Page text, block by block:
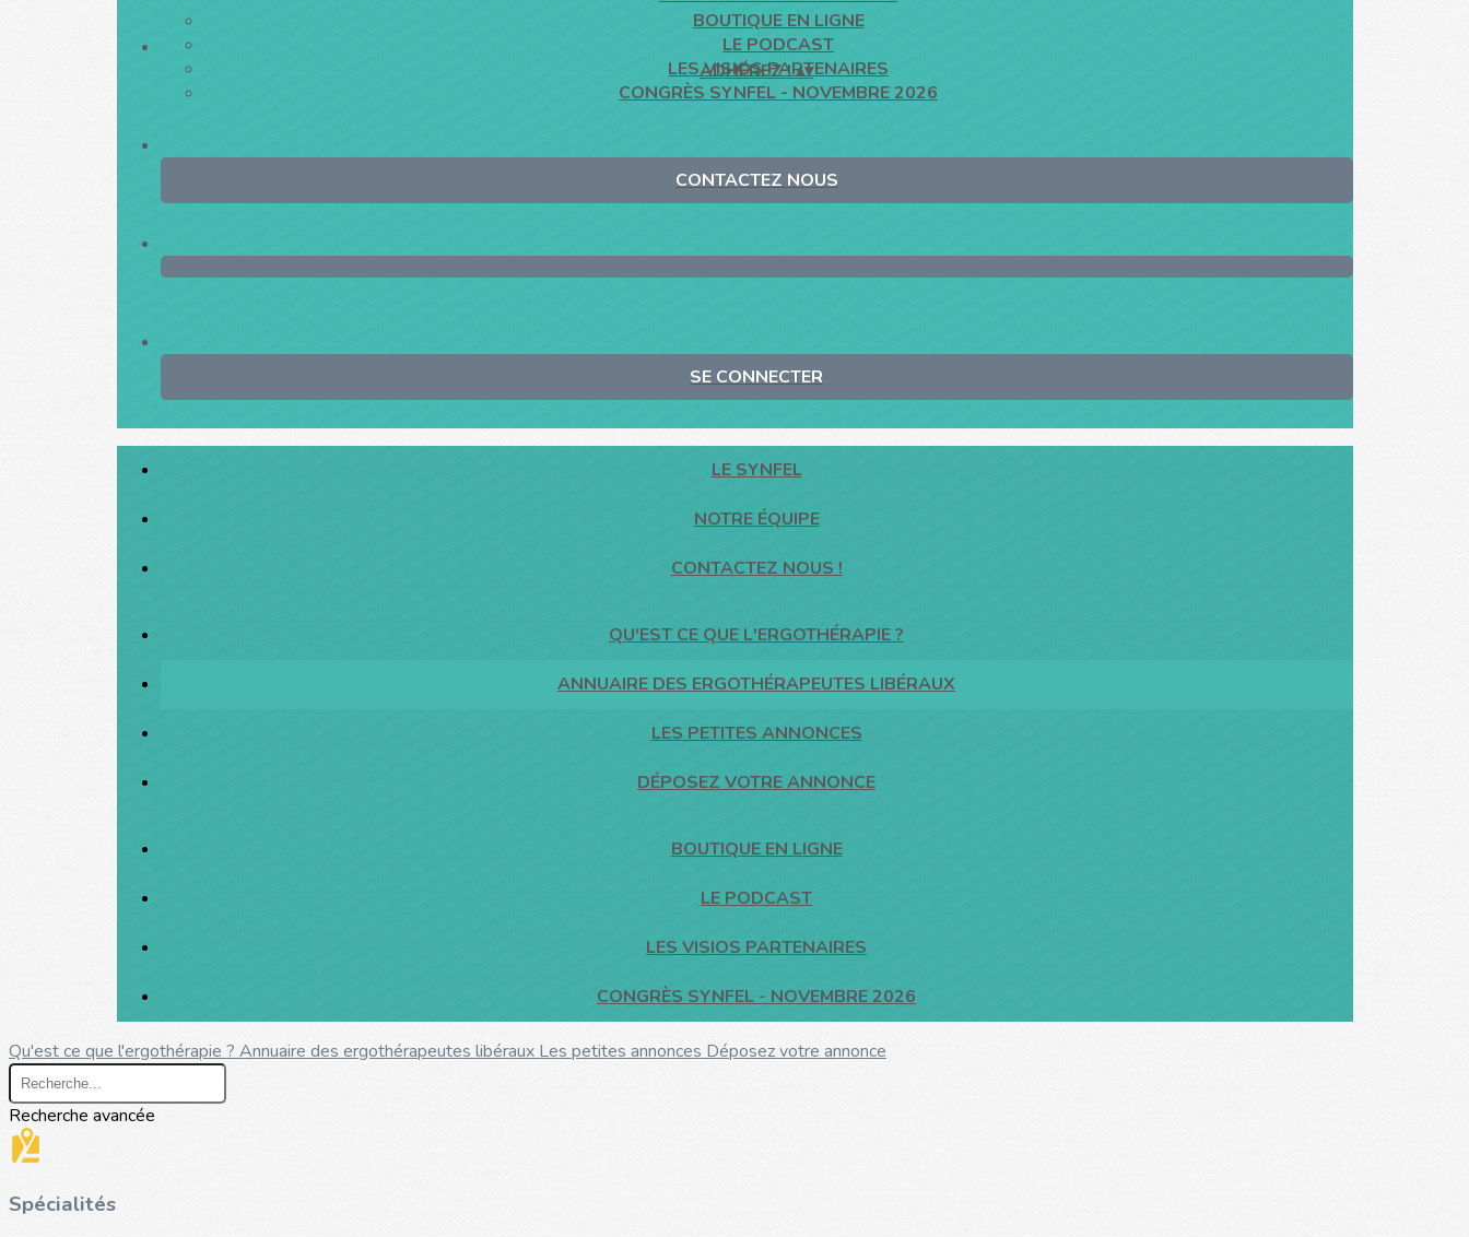
BOUTIQUE EN LIGNE
LE PODCAST
LES VISIOS PARTENAIRES
CONGRÈS SYNFEL - NOVEMBRE 2026
ADHÉREZ !▴▾
CONTACTEZ NOUS
SE CONNECTER
LE SYNFEL
NOTRE ÉQUIPE
CONTACTEZ NOUS !
QU'EST CE QUE L'ERGOTHÉRAPIE ?
ANNUAIRE DES ERGOTHÉRAPEUTES LIBÉRAUX
LES PETITES ANNONCES
DÉPOSEZ VOTRE ANNONCE
BOUTIQUE EN LIGNE
LE PODCAST
LES VISIOS PARTENAIRES
CONGRÈS SYNFEL - NOVEMBRE 2026
Qu'est ce que l'ergothérapie ? Annuaire des ergothérapeutes libéraux Les petites annonces Déposez votre annonce
Recherche avancée
Spécialités